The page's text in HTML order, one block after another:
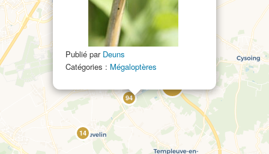
14
94
Publié par Deuns
Catégories : Mégaloptères